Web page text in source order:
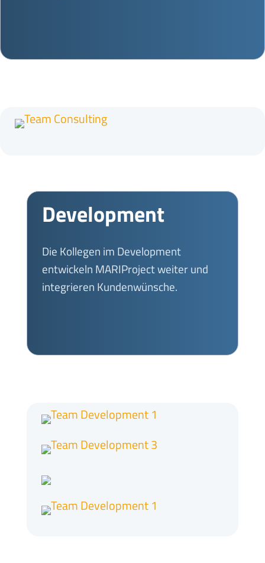
Development
Die Kollegen im Development
entwickeln MARIProject weiter und
integrieren Kundenwünsche.